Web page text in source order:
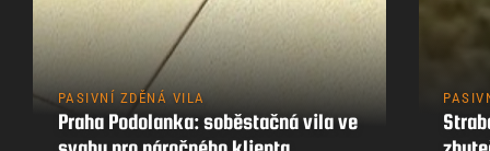
PASIVNÍ ZDĚNÁ VILA
Praha Podolanka: soběstačná vila ve